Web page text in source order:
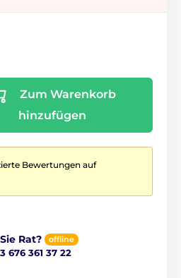
Zum Warenkorb
hinzufügen
Bewertungen auf
Rat? offline
676 361 37 22